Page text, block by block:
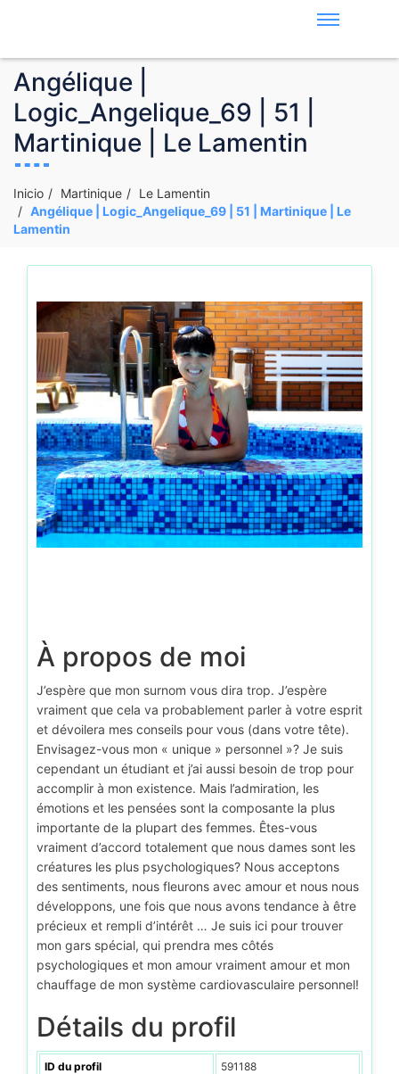
Angélique |
Logic_Angelique_69 | 51 |
Martinique | Le Lamentin
Inicio Martinique
Le Lamentin
Angélique | Logic_Angelique_69 | 51 | Martinique | Le
Lamentin
À propos de moi
J’espère que mon surnom vous dira trop. J’espère
vraiment que cela va probablement parler à votre esprit
et dévoilera mes conseils pour vous (dans votre tête).
Envisagez-vous mon « unique » personnel »? Je suis
cependant un étudiant et j’ai aussi besoin de trop pour
accomplir à mon existence. Mais l’admiration, les
émotions et les pensées sont la composante la plus
importante de la plupart des femmes. Êtes-vous
vraiment d’accord totalement que nous dames sont les
créatures les plus psychologiques? Nous acceptons
des sentiments, nous fleurons avec amour et nous nous
développons, une fois que nous avons tendance à être
précieux et rempli d’intérêt … Je suis ici pour trouver
mon gars spécial, qui prendra mes côtés
psychologiques et mon amour vraiment amour et mon
chauffage de mon système cardiovasculaire personnel!
Détails du profil
ID du profil 591188